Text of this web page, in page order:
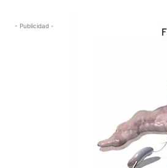
- Publicidad -